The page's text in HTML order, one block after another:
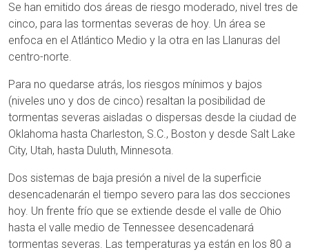
Se han emitido dos áreas de riesgo moderado, nivel tres de
cinco, para las tormentas severas de hoy. Un área se
enfoca en el Atlántico Medio y la otra en las Llanuras del
centro-norte.
Para no quedarse atrás, los riesgos mínimos y bajos
(niveles uno y dos de cinco) resaltan la posibilidad de
tormentas severas aisladas o dispersas desde la ciudad de
Oklahoma hasta Charleston, S.C., Boston y desde Salt Lake
City, Utah, hasta Duluth, Minnesota.
Dos sistemas de baja presión a nivel de la superficie
desencadenarán el tiempo severo para las dos secciones
hoy. Un frente frío que se extiende desde el valle de Ohio
hasta el valle medio de Tennessee desencadenará
tormentas severas. Las temperaturas ya están en los 80 a